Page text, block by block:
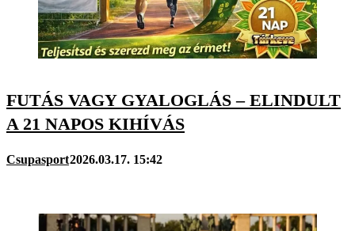
FUTÁS VAGY GYALOGLÁS – ELINDULT
A 21 NAPOS KIHÍVÁS
Csupasport2026.03.17. 15:42